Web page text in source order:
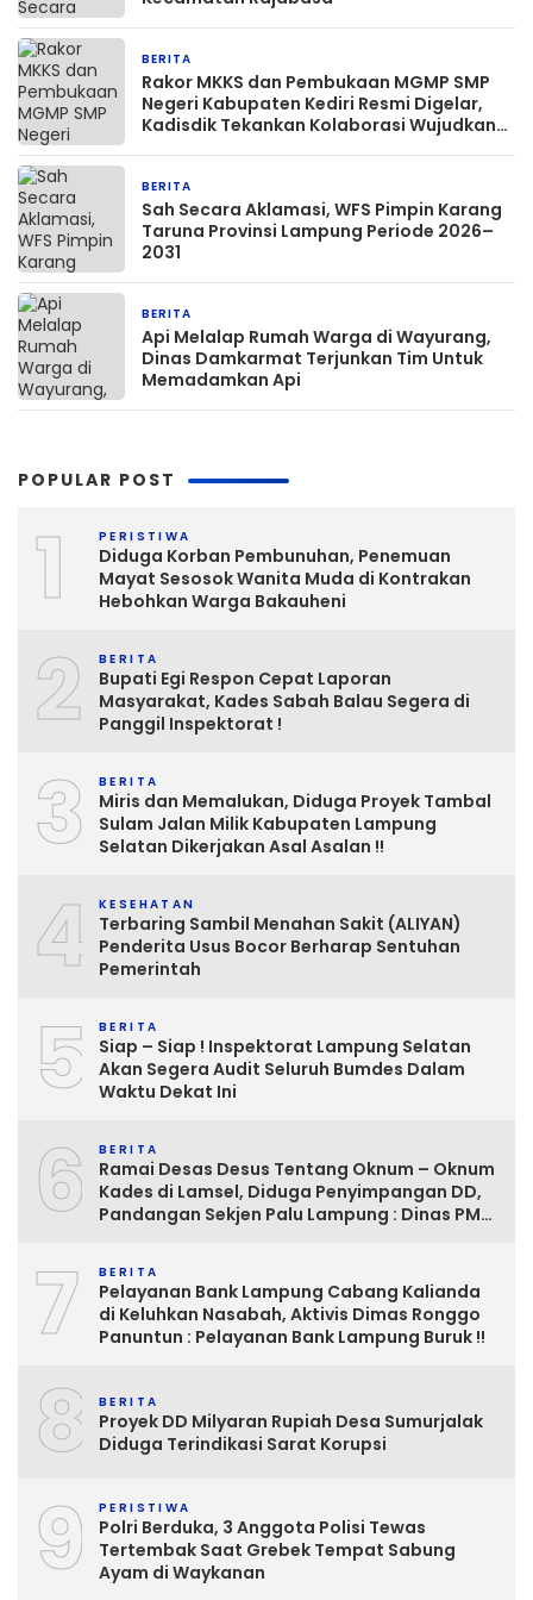
BERITA
Rakor MKKS dan Pembukaan MGMP SMP
Negeri Kabupaten Kediri Resmi Digelar,
Kadisdik Tekankan Kolaborasi Wujudkan
BERITA
Sah Secara Aklamasi, WFS Pimpin Karang
Taruna Provinsi Lampung Periode 2026–
2031
BERITA
Api Melalap Rumah Warga di Wayurang,
Dinas Damkarmat Terjunkan Tim Untuk
Memadamkan Api
POPULAR POST
1 PERISTIWA
Diduga Korban Pembunuhan, Penemuan
Mayat Sesosok Wanita Muda di Kontrakan
Hebohkan Warga Bakauheni
2 BERITA
Bupati Egi Respon Cepat Laporan
Masyarakat, Kades Sabah Balau Segera di
Panggil Inspektorat !
3 BERITA
Miris dan Memalukan, Diduga Proyek Tambal
Sulam Jalan Milik Kabupaten Lampung
Selatan Dikerjakan Asal Asalan !!
4 KESEHATAN
Terbaring Sambil Menahan Sakit (ALIYAN)
Penderita Usus Bocor Berharap Sentuhan
Pemerintah
5 BERITA
Siap – Siap ! Inspektorat Lampung Selatan
Akan Segera Audit Seluruh Bumdes Dalam
Waktu Dekat Ini
6 BERITA
Ramai Desas Desus Tentang Oknum – Oknum
Kades di Lamsel, Diduga Penyimpangan DD,
Pandangan Sekjen Palu Lampung : Dinas PMD
7 BERITA
Pelayanan Bank Lampung Cabang Kalianda
di Keluhkan Nasabah, Aktivis Dimas Ronggo
Panuntun : Pelayanan Bank Lampung Buruk !!
8 BERITA
Proyek DD Milyaran Rupiah Desa Sumurjalak
Diduga Terindikasi Sarat Korupsi
9 PERISTIWA
Polri Berduka, 3 Anggota Polisi Tewas
Tertembak Saat Grebek Tempat Sabung
Ayam di Waykanan